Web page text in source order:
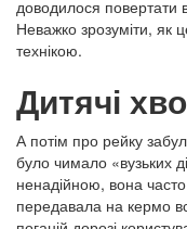
доводилося повертати
Неважко зрозуміти, як
технікою.
Дитячі
А потім про рейку
було чимало «вузьких
ненадійною, вона
передавала на кермо